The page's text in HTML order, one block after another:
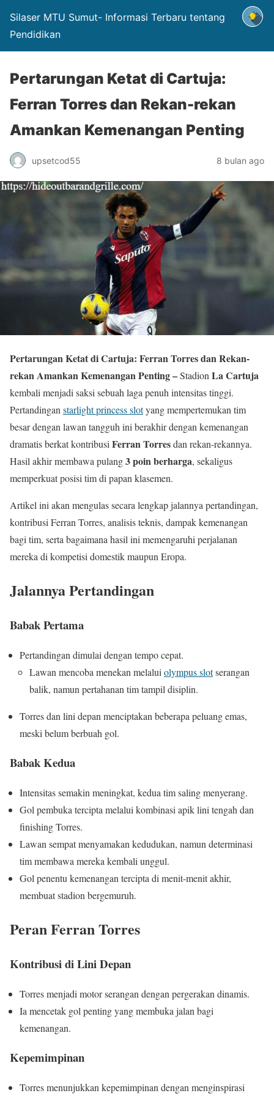
Silaser MTU Sumut- Informasi Terbaru tentang
Pendidikan
Pertarungan Ketat di Cartuja:
Ferran Torres dan Rekan-rekan
Amankan Kemenangan Penting
upsetcod55 8 bulan ago
Pertarungan Ketat di Cartuja: Ferran Torres dan Rekan-
rekan Amankan Kemenangan Penting –Stadion La Cartuja
kembali menjadi saksi sebuah laga penuh intensitas tinggi.
Pertandingan starlight princess slotyang mempertemukan tim
besar dengan lawan tangguh ini berakhir dengan kemenangan
dramatis berkat kontribusi Ferran Torresdan rekan-rekannya.
Hasil akhir membawa pulang3 poin berharga, sekaligus
memperkuat posisi tim di papan klasemen.
Artikel ini akan mengulas secara lengkap jalannya pertandingan,
kontribusi Ferran Torres, analisis teknis, dampak kemenangan
bagi tim, serta bagaimana hasil ini memengaruhi perjalanan
mereka di kompetisi domestik maupun Eropa.
Jalannya Pertandingan
Babak Pertama
Pertandingan dimulai dengan tempo cepat.
Lawan mencoba menekan melalui olympus slotserangan
balik, namun pertahanan tim tampil disiplin.
Torres dan lini depan menciptakan beberapa peluang emas,
meski belum berbuah gol.
Babak Kedua
Intensitas semakin meningkat, kedua tim saling menyerang.
Gol pembuka tercipta melalui kombinasi apik lini tengah dan
finishing Torres.
Lawan sempat menyamakan kedudukan, namun determinasi
tim membawa mereka kembali unggul.
Gol penentu kemenangan tercipta di menit-menit akhir,
membuat stadion bergemuruh.
Peran Ferran Torres
Kontribusi di Lini Depan
Torres menjadi motor serangan dengan pergerakan dinamis.
Ia mencetak gol penting yang membuka jalan bagi
kemenangan.
Kepemimpinan
Torres menunjukkan kepemimpinan dengan menginspirasi